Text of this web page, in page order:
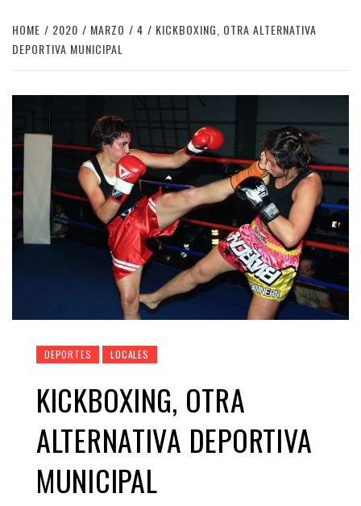
HOME 2020 MARZO 4
KICKBOXING, OTRA ALTERNATIVA
DEPORTIVA MUNICIPAL
DEPORTES LOCALES
KICKBOXING, OTRA
ALTERNATIVA DEPORTIVA
MUNICIPAL